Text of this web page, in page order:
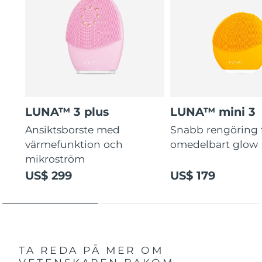
LUNA™ 3 plus
Ansiktsborste med
värmefunktion och
mikroström
US$ 299
LUNA™ mini 3
Snabb rengöring
omedelbart glow
US$ 179
TA REDA PÅ MER OM